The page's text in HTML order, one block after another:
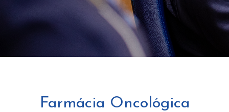
Farmácia Oncológica